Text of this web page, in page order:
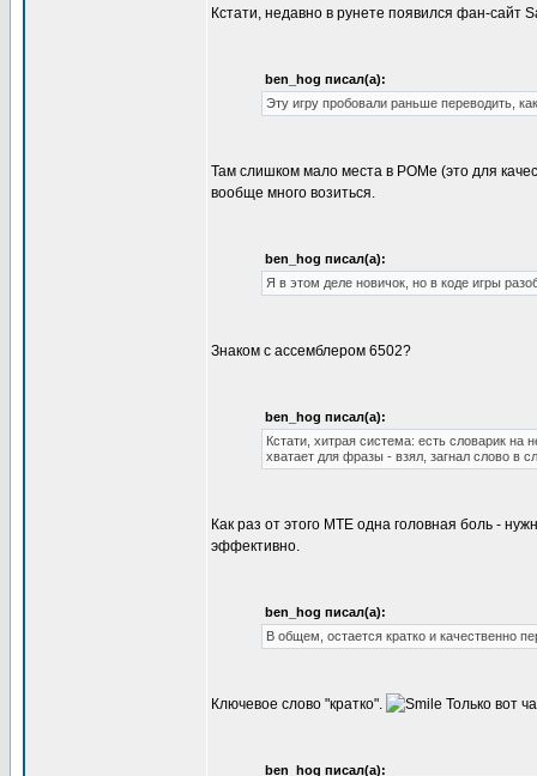
Кстати, недавно в рунете появился фан-сайт
ben_hog писал(а):
Эту игру пробовали раньше переводить,
Там слишком мало места в РОМе (это для
вообще много возиться.
ben_hog писал(а):
Я в этом деле новичок, но в коде игры
Знаком с ассемблером 6502?
ben_hog писал(а):
Кстати, хитрая система: есть словарик
хватает для фразы - взял, загнал слово в
Как раз от этого MTE одна головная боль -
эффективно.
ben_hog писал(а):
В общем, остается кратко и качественно
Ключевое слово "кратко". Только вот
ben_hog писал(а):